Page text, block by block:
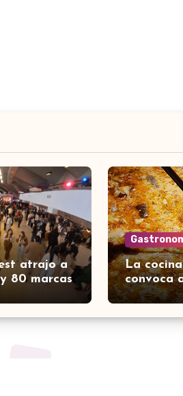
atrajo a
80 marcas
La
convoca